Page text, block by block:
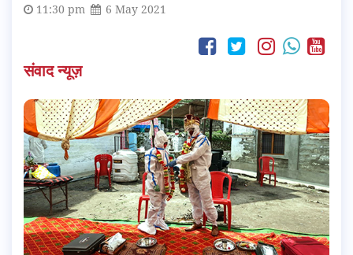
11:30 pm 6 May 2021
संवाद न्यूज़